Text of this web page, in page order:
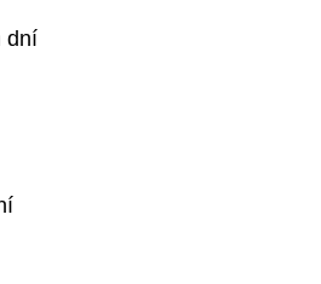
dní